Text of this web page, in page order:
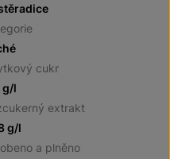
cukr
g/l
extrakt
g/l
a plněno